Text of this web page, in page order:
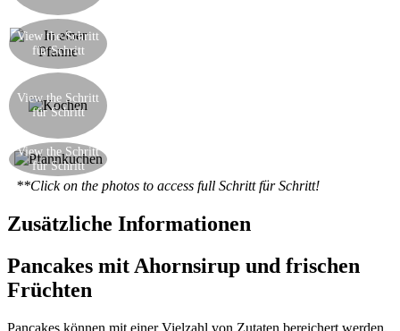
View the Schritt
für Schritt
View the Schritt
für Schritt
View the Schritt
für Schritt
**Click on the photos to access full Schritt für Schritt!
Zusätzliche Informationen
Pancakes mit Ahornsirup und frischen
Früchten
Pancakes können mit einer Vielzahl von Zutaten bereichert werden,